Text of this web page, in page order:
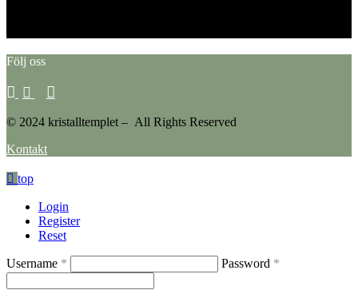
Följ oss
© 2024 kristalltemplet – All Rights Reserved
Kontakt
top
Login
Register
Reset
Username * Password *